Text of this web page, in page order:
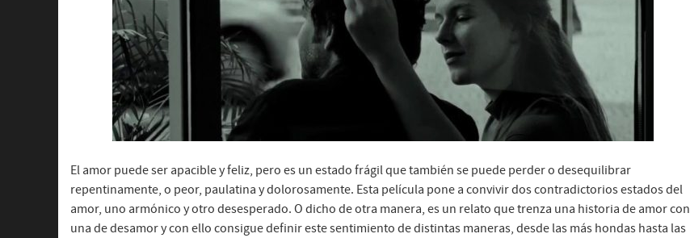
El amor puede ser apacible y feliz, pero es un estado frágil que también se puede perder o desequilibrar
repentinamente, o peor, paulatina y dolorosamente. Esta película pone a convivir dos contradictorios estados del
amor, uno armónico y otro desesperado. O dicho de otra manera, es un relato que trenza una historia de amor con
una de desamor y con ello consigue definir este sentimiento de distintas maneras, desde las más hondas hasta las